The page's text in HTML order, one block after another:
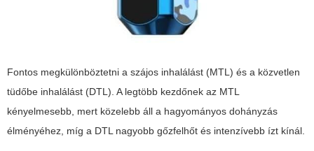
Fontos megkülönböztetni a szájos inhalálást (MTL) és a közvetlen
tüdőbe inhalálást (DTL). A legtöbb kezdőnek az MTL
kényelmesebb, mert közelebb áll a hagyományos dohányzás
élményéhez, míg a DTLnagyobb gőzfelhőt és intenzívebb ízt kínál.